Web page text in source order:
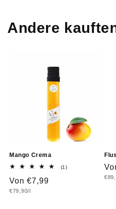
Andere
Mango Crema
(1)1
Normaler
Preis
Von €7,99
Grundpreis
€79,90/l